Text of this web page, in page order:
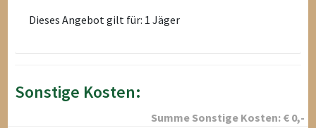
Dieses Angebot gilt für: 1 Jäger
Sonstige Kosten:
Summe Sonstige Kosten: € 0,-